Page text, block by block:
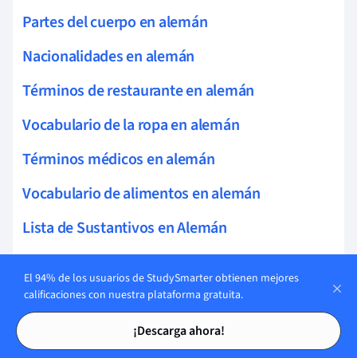
Tarjetas de estudio
Tarjetas de estudio
Partes del cuerpo en alemán
Nacionalidades en alemán
Términos de restaurante en alemán
Vocabulario de la ropa en alemán
Términos médicos en alemán
Vocabulario de alimentos en alemán
Lista de Sustantivos en Alemán
Términos económicos en alemán
Terminología musical en alemán
Términos geográficos en alemán
El 94% de los usuarios de StudySmarter obtienen mejores
calificaciones con nuestra plataforma gratuita.
¡Descarga ahora!